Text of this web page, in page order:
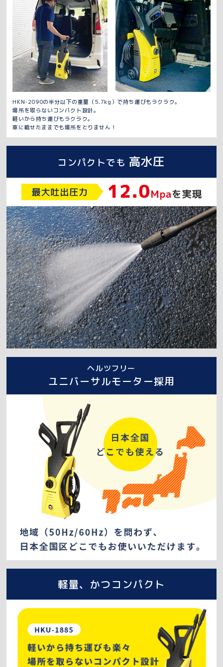
HKN-2090の半分以下の重量（5.7kg）で持ち運びもラクラク。
場所を取らないコンパクト設計。
軽いから持ち運びもラクラク。
車に載せたままでも場所をとりません！
コンパクトでも 高水圧
ヘルツフリー
ユニバーサルモーター採用
軽量、かつコンパクト